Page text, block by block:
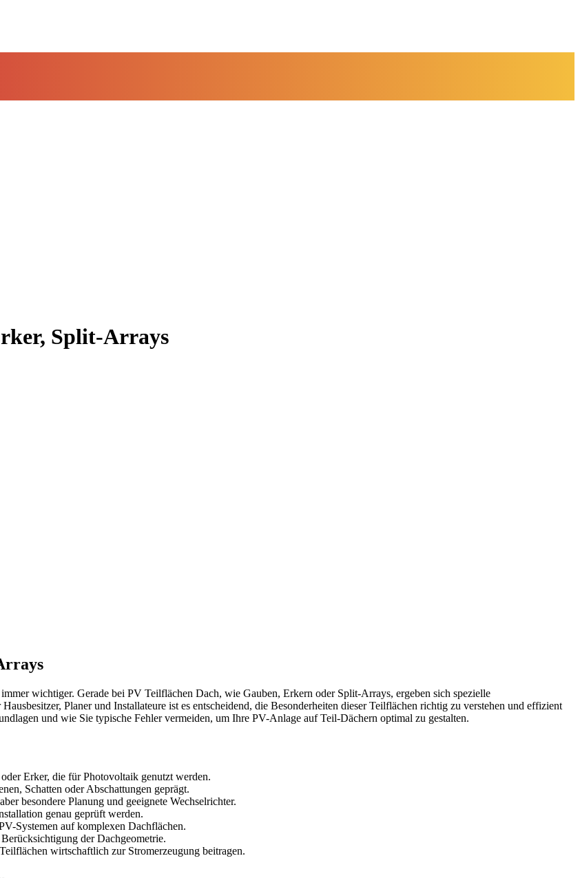
Split-Arrays
wichtiger. Gerade bei PV Teilflächen Dach, wie Gauben, Erkern oder Split-Arrays, ergeben sich spezielle
Planer und Installateure ist es entscheidend, die Besonderheiten dieser Teilflächen richtig zu verstehen und effizient
und wie Sie typische Fehler vermeiden, um Ihre PV-Anlage auf Teil-Dächern optimal zu gestalten.
Erker, die für Photovoltaik genutzt werden.
Schatten oder Abschattungen geprägt.
besondere Planung und geeignete Wechselrichter.
genau geprüft werden.
Systemen auf komplexen Dachflächen.
der Dachgeometrie.
wirtschaftlich zur Stromerzeugung beitragen.